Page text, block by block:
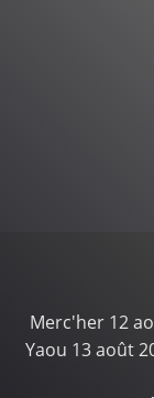
Merc'her 12
Yaou 13 août